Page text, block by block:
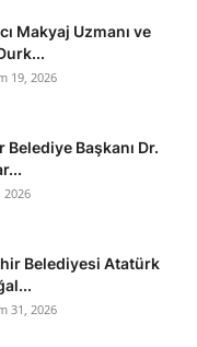
Makyaj Uzmanı ve
19, 2026
Başkanı Dr.
2026
Belediyesi Atatürk
31, 2026